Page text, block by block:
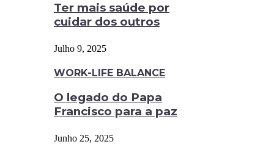
Ter mais saúde por
cuidar dos outros
Julho 9, 2025
WORK-LIFE BALANCE
O legado do Papa
Francisco para a paz
Junho 25, 2025